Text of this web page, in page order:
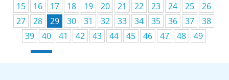
15
16 17 18 19 20 21 22 23 24 25
26
27
28 29 30 31 32 33 34 35 36 37
38
39
40 41 42 43 44 45 46 47 48 49